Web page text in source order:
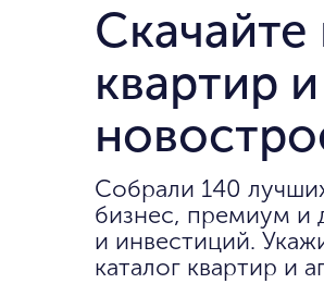
квартир
Собрали 140
бизнес, премиум и
и инвестиций.
каталог квартир и